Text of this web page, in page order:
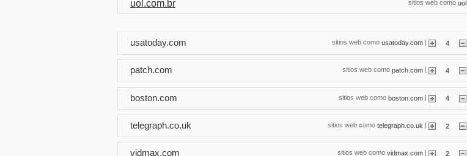
sitios web como uol
uol.com.br
sitios web como usatoday.com | 4
usatoday.com
sitios web como patch.com 4
patch.com
sitios web como boston.com | 4
boston.com
sitios web como telegraph.co.uk | 2
telegraph.co.uk
sitios web como vidmax.com | 2
vidmax.com